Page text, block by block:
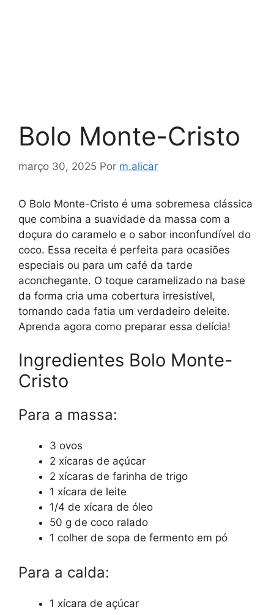
Bolo Monte-Cristo
março 30, 2025 Por m.alicar
O Bolo Monte-Cristo é uma sobremesa clássica
que combina a suavidade da massa com a
doçura do caramelo e o sabor inconfundível do
coco. Essa receita é perfeita para ocasiões
especiais ou para um café da tarde
aconchegante. O toque caramelizado na base
da forma cria uma cobertura irresistível,
tornando cada fatia um verdadeiro deleite.
Aprenda agora como preparar essa delícia!
Ingredientes Bolo Monte-
Cristo
Para a massa:
3 ovos
2 xícaras de açúcar
2 xícaras de farinha de trigo
1 xícara de leite
1/4 de xícara de óleo
50 g de coco ralado
1 colher de sopa de fermento em pó
Para a calda:
1 xícara de açúcar